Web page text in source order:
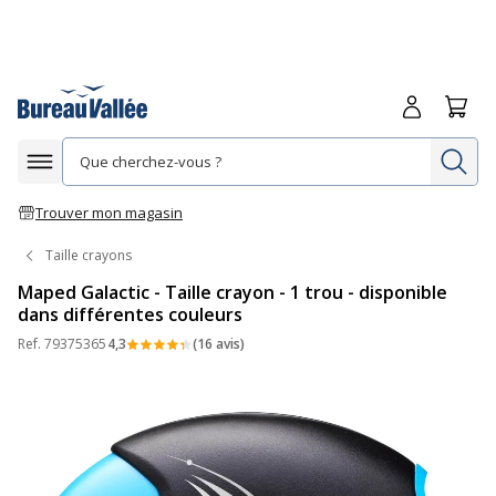
Afficher la navigation
Trouver mon magasin
Me
Taille crayons
Maped Galactic - Taille crayon - 1 trou - disponible
dans différentes couleurs
Ref. 793753654,3 (16 avis)